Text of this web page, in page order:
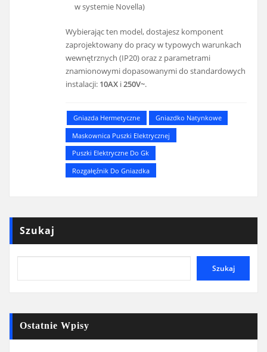
w systemie Novella)
Wybierając ten model, dostajesz komponent
zaprojektowany do pracy w typowych warunkach
wewnętrznych (IP20) oraz z parametrami
znamionowymi dopasowanymi do standardowych
instalacji: 10AX i250V~.
Gniazda Hermetyczne
Gniazdko Natynkowe
Maskownica Puszki Elektrycznej
Puszki Elektryczne Do Gk
Rozgałęźnik Do Gniazdka
Szukaj
Szukaj
Ostatnie Wpisy